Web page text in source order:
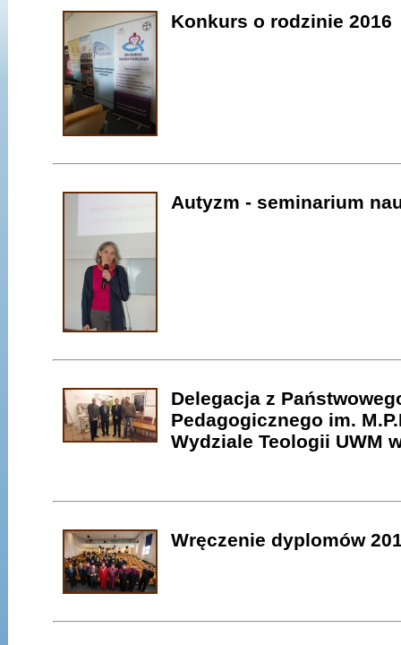
Konkurs o rodzinie 2016
Autyzm - seminarium
Delegacja z
Pedagogicznego im.
Wydziale Teologii UWM
Wręczenie dyplomów